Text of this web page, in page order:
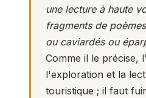
une lecture à haute
fragments de
ou caviardés ou
Comme il le précise,
l'exploration et la
touristique ; il faut